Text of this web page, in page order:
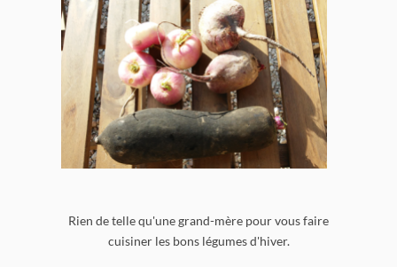
Rien de telle qu'une grand-mère pour vous faire
cuisiner les bons légumes d'hiver.